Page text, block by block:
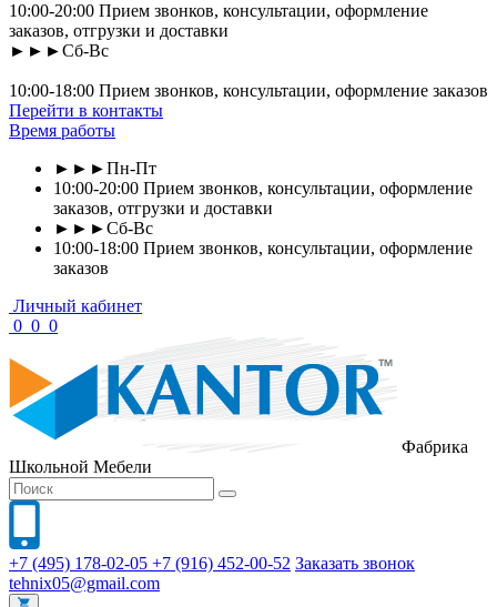
10:00-20:00 Прием звонков, консультации, оформление
заказов, отгрузки и доставки
►►►Сб-Вс
10:00-18:00 Прием звонков, консультации, оформление заказов
Перейти в контакты
Время работы
►►►Пн-Пт
10:00-20:00 Прием звонков, консультации, оформление
заказов, отгрузки и доставки
►►►Сб-Вс
10:00-18:00 Прием звонков, консультации, оформление
заказов
Личный кабинет
0 0 0
Фабрика
Школьной Мебели
+7 (495) 178-02-05 +7 (916) 452-00-52 Заказать звонок
tehnix05@gmail.com